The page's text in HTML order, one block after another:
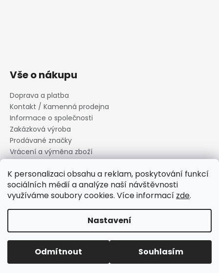
K personalizaci obsahu a reklam, poskytování funkcí
sociálních médií a analýze naší návštěvnosti
využíváme soubory cookies. Více informací zde.
Nastavení
Odmítnout Souhlasím
Vše o nákupu
Doprava a platba
Kontakt / Kamenná prodejna
Informace o společnosti
Zakázková výroba
Prodávané značky
Vrácení a výměna zboží
Informace o souborech cookies
Reklamační řád
Obchodní podmínky
Copyright 2026Canard s.r.o.. Všechna práva vyhrazena.
Upravit nastavení cookies